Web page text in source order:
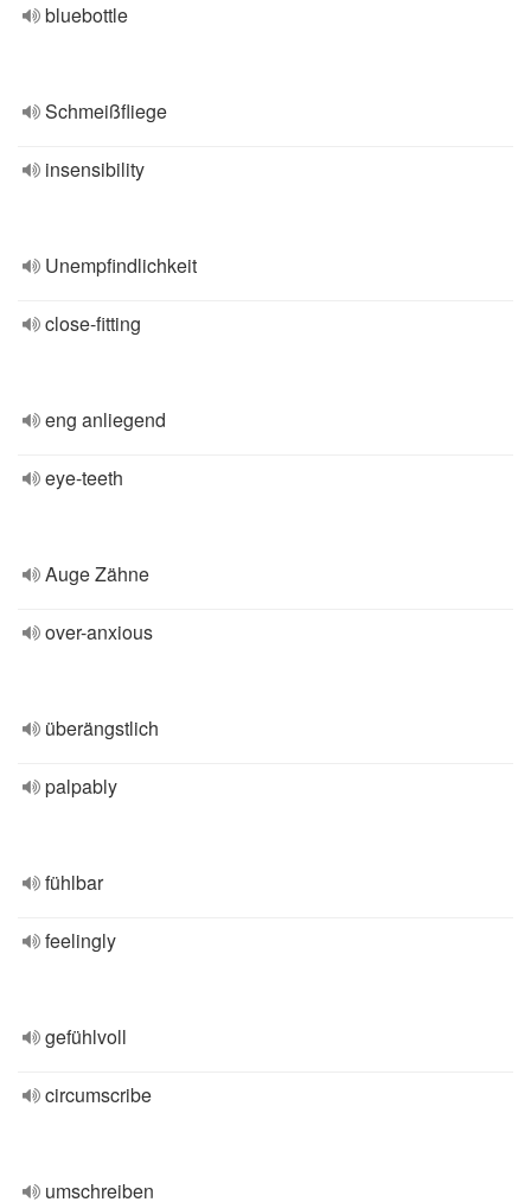
bluebottle
Schmeißfliege
insensibility
Unempfindlichkeit
close-fitting
eng anliegend
eye-teeth
Auge Zähne
over-anxious
überängstlich
palpably
fühlbar
feelingly
gefühlvoll
circumscribe
umschreiben